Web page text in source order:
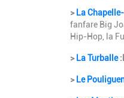
> La
fanfare Big
Hip-Hop, la
> La Turballe
> Le